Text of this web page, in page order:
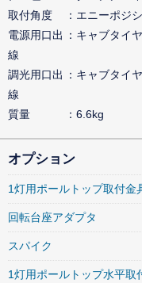
取付角度
エニーポジ
電源用口出
線
キャブタイ
調光用口出
線
キャブタイ
質量 6.6kg
オプション
1灯用ポールトップ取付金
回転台座アダプタ
スパイク
1灯用ポールトップ水平取